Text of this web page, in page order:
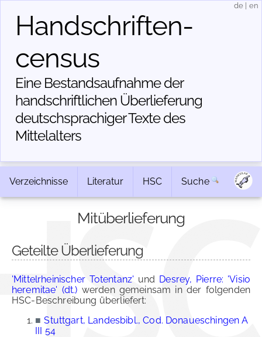
Handschriften­
census
Eine Bestandsaufnahme der
handschriftlichen Über­lieferung
deutschsprachiger Texte des
Mittelalters
de en
Verzeichnisse Literatur HSC Suche
Mitüberlieferung
Geteilte Überlieferung
'Mittelrheinischer Totentanz' und Desrey, Pierre: 'Visio
heremitae' (dt.) werden gemeinsam in der folgenden
HSC-Beschreibung überliefert:
■ Stuttgart, Landesbibl., Cod. Donaueschingen A
III 54